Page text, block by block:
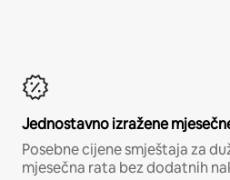
Jednostavno izražene
Posebne cijene smještaja za
mjesečna rata bez dodatnih